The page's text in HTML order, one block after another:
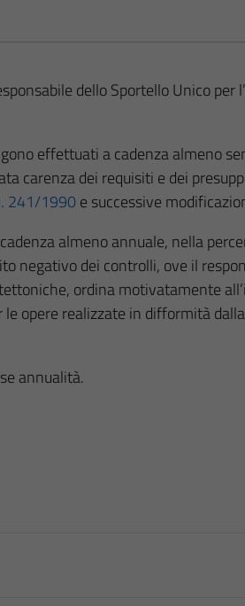
dello Sportello Unico
effettuati a cadenza almeno
carenza dei requisiti e dei
241/1990e successive
almeno annuale, nella
negativo dei controlli, ove il
ordina motivatamente
opere realizzate in difformità
annualità.